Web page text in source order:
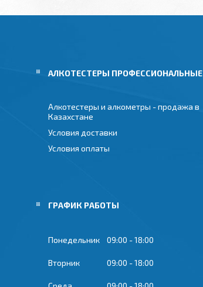
АЛКОТЕСТЕРЫ ПРОФЕССИОНАЛЬНЫЕ
Алкотестеры и алкометры - продажа в
Казахстане
Условия доставки
Условия оплаты
ГРАФИК РАБОТЫ
Понедельник 09:00 18:00
Вторник 09:00 18:00